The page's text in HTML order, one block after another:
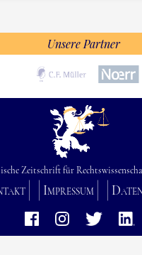
Unsere Partner
Zeitschrift für
Impressum